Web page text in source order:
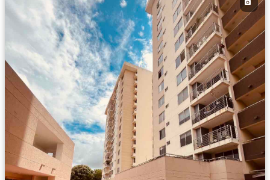
Seguridad privada Piscina
Cancha de tenis
Permite mascotas